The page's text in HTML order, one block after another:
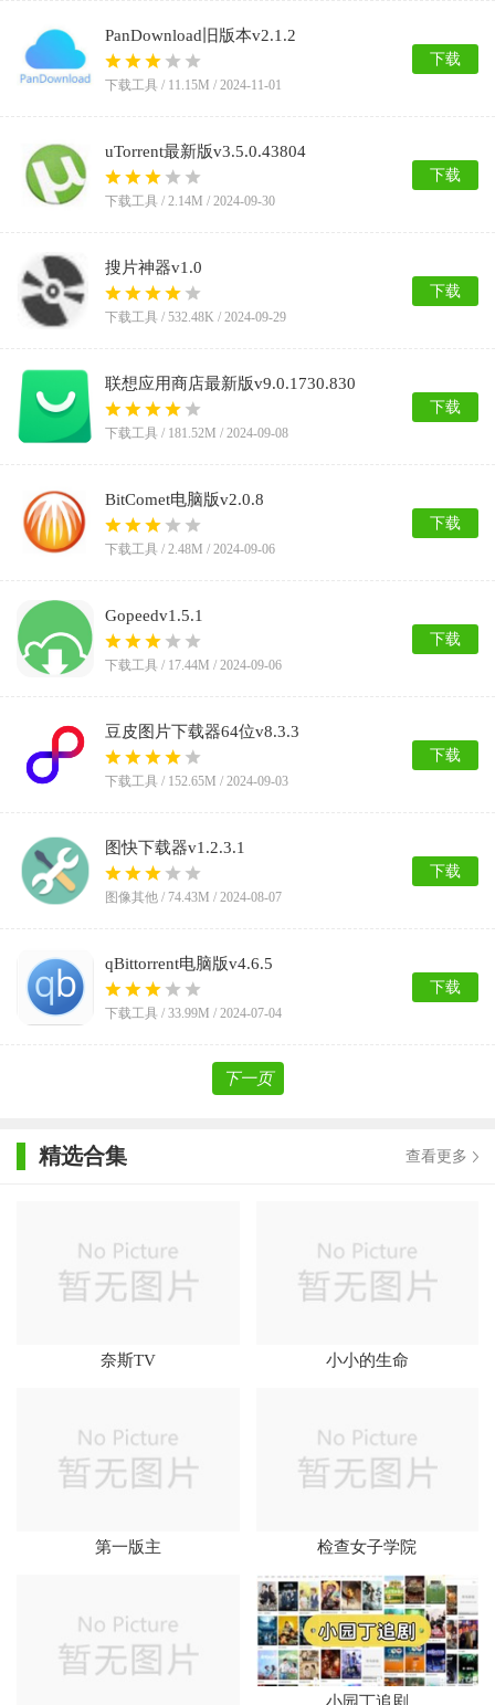
PanDownload旧版本v2.1.2
下载工具 / 11.15M / 2024-11-01
下载
uTorrent最新版v3.5.0.43804
下载工具 / 2.14M / 2024-09-30
下载
搜片神器v1.0
下载工具 / 532.48K / 2024-09-29
下载
联想应用商店最新版v9.0.1730.830
下载工具 / 181.52M / 2024-09-08
下载
BitComet电脑版v2.0.8
下载工具 / 2.48M / 2024-09-06
下载
Gopeedv1.5.1
下载工具 / 17.44M / 2024-09-06
下载
豆皮图片下载器64位v8.3.3
下载工具 / 152.65M / 2024-09-03
下载
图快下载器v1.2.3.1
图像其他 / 74.43M / 2024-08-07
下载
qBittorrent电脑版v4.6.5
下载工具 / 33.99M / 2024-07-04
下载
下一页
精选合集 查看更多
奈斯TV 小小的生命
第一版主 检查女子学院
小园丁追剧